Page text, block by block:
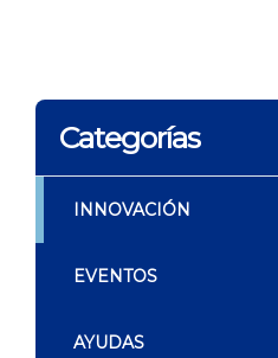
Categorías
INNOVACIÓN
EVENTOS
AYUDAS